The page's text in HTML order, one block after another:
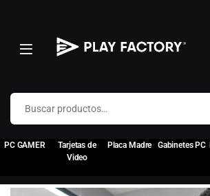
Buscar por:
PC GAMER
Tarjetas de
Video
Placa Madre Gabinetes PC